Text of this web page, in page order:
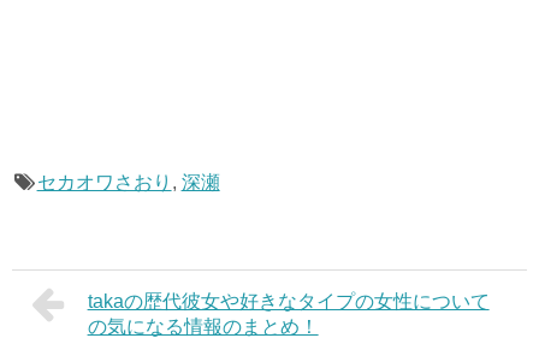
セカオワさおり , 深瀬
takaの歴代彼女や好きなタイプの女性について
の気になる情報のまとめ！